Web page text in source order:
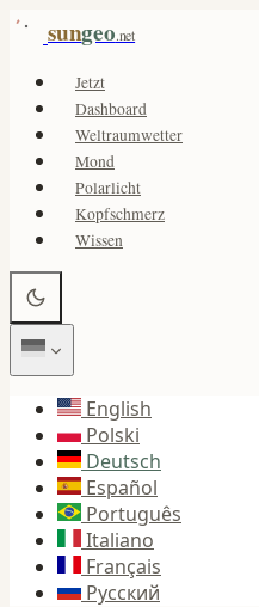
sungeo.net
Jetzt
Dashboard
Weltraumwetter
Mond
Polarlicht
Kopfschmerz
Wissen
English
Polski
Deutsch
Español
Português
Italiano
Français
Русский